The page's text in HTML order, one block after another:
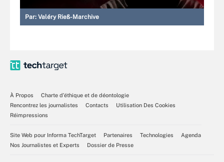
Par: Valéry Rieß-Marchive
À Propos
Charte d’éthique et de déontologie
Rencontrez les journalistes
Contacts
Utilisation Des Cookies
Réimpressions
Site Web pour Informa TechTarget Partenaires Technologies
Agenda
Nos Journalistes et Experts
Dossier de Presse